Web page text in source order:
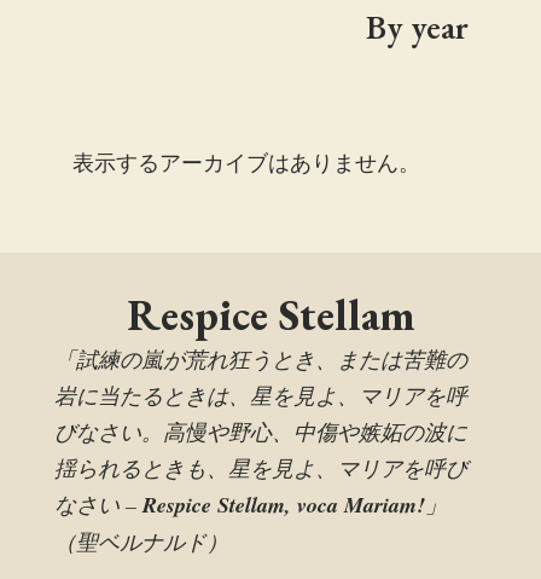
By year
表示するアーカイブはありません。
Respice Stellam
「試練の嵐が荒れ狂うとき、または苦難の
岩に当たるときは、星を見よ、マリアを呼
びなさい。高慢や野心、中傷や嫉妬の波に
揺られるときも、星を見よ、マリアを呼び
なさい –Respice Stellam, voca Mariam! 」
（聖ベルナルド）